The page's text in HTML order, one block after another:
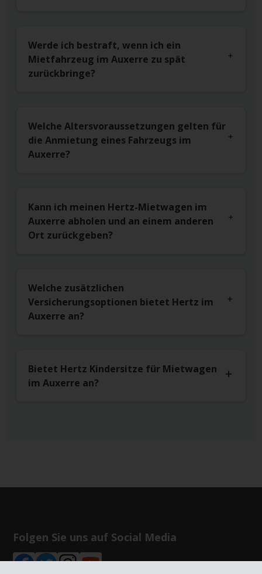
Werde ich bestraft, wenn ich ein
Mietfahrzeug im Auxerre zu spät
zurückbringe?
Welche Altersvoraussetzungen gelten für
die Anmietung eines Fahrzeugs im
Auxerre?
Kann ich meinen Hertz-Mietwagen im
Auxerre abholen und an einem anderen
Ort zurückgeben?
Welche zusätzlichen
Versicherungsoptionen bietet Hertz im
Auxerre an?
Bietet Hertz Kindersitze für Mietwagen
im Auxerre an?
Folgen Sie uns auf Social Media